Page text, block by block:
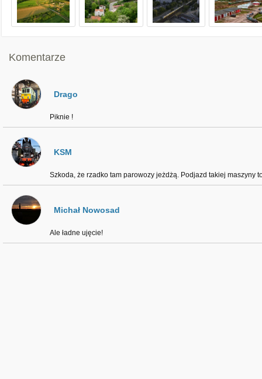
Komentarze
Drago
Piknie !
KSM
Szkoda, że rzadko tam parowozy jeżdżą. Podjazd takiej maszyny
Michał Nowosad
Ale ładne ujęcie!